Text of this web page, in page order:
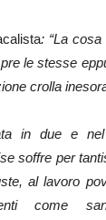
: “La
le stesse
crolla
in due e
soffre per
al lavoro
come